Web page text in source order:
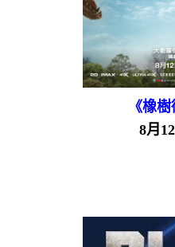
《橡
8月